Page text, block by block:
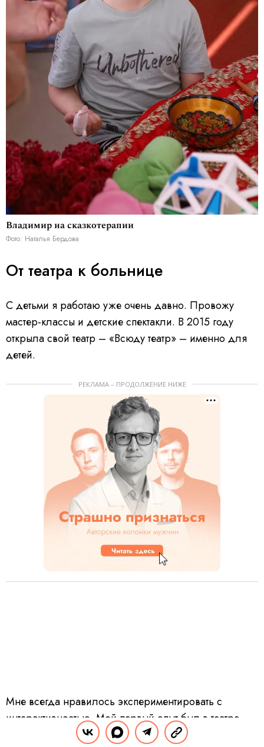
Владимир на сказкотерапии
Фото: Наталья Бердова
От театра к больнице
С детьми я работаю уже очень давно. Провожу
мастер-классы и детские спектакли. В 2015 году
открыла свой театр – «Всюду театр» – именно для
детей.
РЕКЛАМА – ПРОДОЛЖЕНИЕ НИЖЕ
Мне всегда нравилось экспериментировать с
интерактивностью. Мой первый опыт был в театре
«Школа драматического искусства». Это очень